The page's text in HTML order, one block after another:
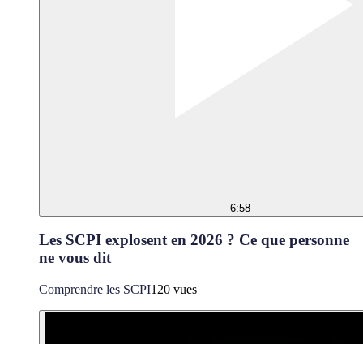
6:58
Les SCPI explosent en 2026 ? Ce que personne
ne vous dit
Comprendre les SCPI120 vues